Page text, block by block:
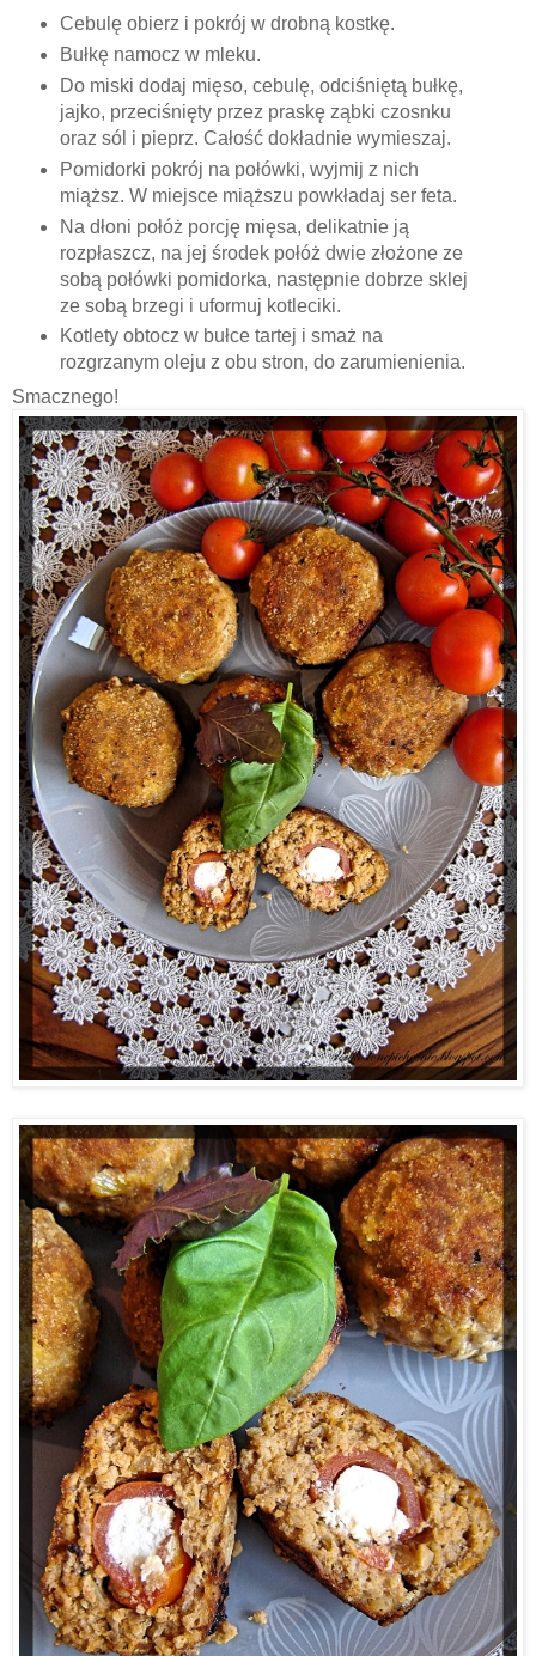
Cebulę obierz i pokrój w drobną kostkę.
Bułkę namocz w mleku.
Do miski dodaj mięso, cebulę, odciśniętą bułkę,
jajko, przeciśnięty przez praskę ząbki czosnku
oraz sól i pieprz. Całość dokładnie wymieszaj.
Pomidorki pokrój na połówki, wyjmij z nich
miąższ. W miejsce miąższu powkładaj ser feta.
Na dłoni połóż porcję mięsa, delikatnie ją
rozpłaszcz, na jej środek połóż dwie złożone ze
sobą połówki pomidorka, następnie dobrze sklej
ze sobą brzegi i uformuj kotleciki.
Kotlety obtocz w bułce tartej i smaż na
rozgrzanym oleju z obu stron, do zarumienienia.
Smacznego!